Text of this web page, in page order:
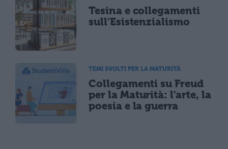
Tesina e collegamenti
sull'Esistenzialismo
TEMI SVOLTI PER LA MATURITÀ
Collegamenti su Freud
per la Maturità: l'arte, la
poesia e la guerra